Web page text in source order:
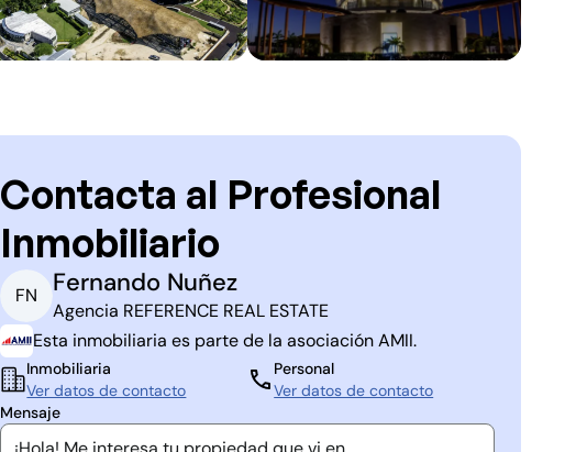
Contacta al Profesional
Inmobiliario
FN Fernando Nuñez
Agencia REFERENCE REAL ESTATE
Esta inmobiliaria es parte de la asociaciónAMII.
Inmobiliaria
Ver datos de contacto
Personal
Ver datos de contacto
Mensaje